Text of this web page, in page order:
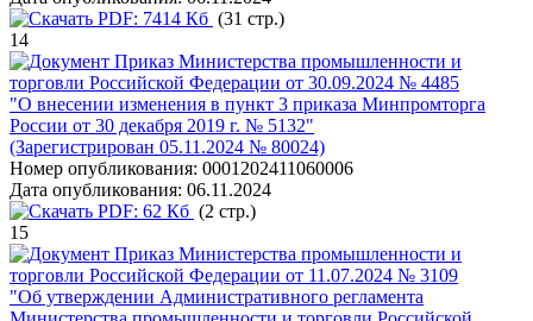
PDF: 7414 Кб (31 стр.)
14
Приказ Министерства промышленности и
торговли Российской Федерации от 30.09.2024 № 4485
"О внесении изменения в пункт 3 приказа Минпромторга
России от 30 декабря 2019 г. № 5132"
(Зарегистрирован 05.11.2024 № 80024)
Номер опубликования: 0001202411060006
Дата опубликования: 06.11.2024
PDF: 62 Кб (2 стр.)
15
Приказ Министерства промышленности и
торговли Российской Федерации от 11.07.2024 № 3109
"Об утверждении Административного регламента